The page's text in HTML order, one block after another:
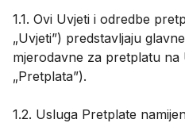
1.1. Ovi Uvjeti i odredbe
„Uvjeti”) predstavljaju
mjerodavne za pretplatu na
„Pretplata”).
1.2. Usluga Pretplate